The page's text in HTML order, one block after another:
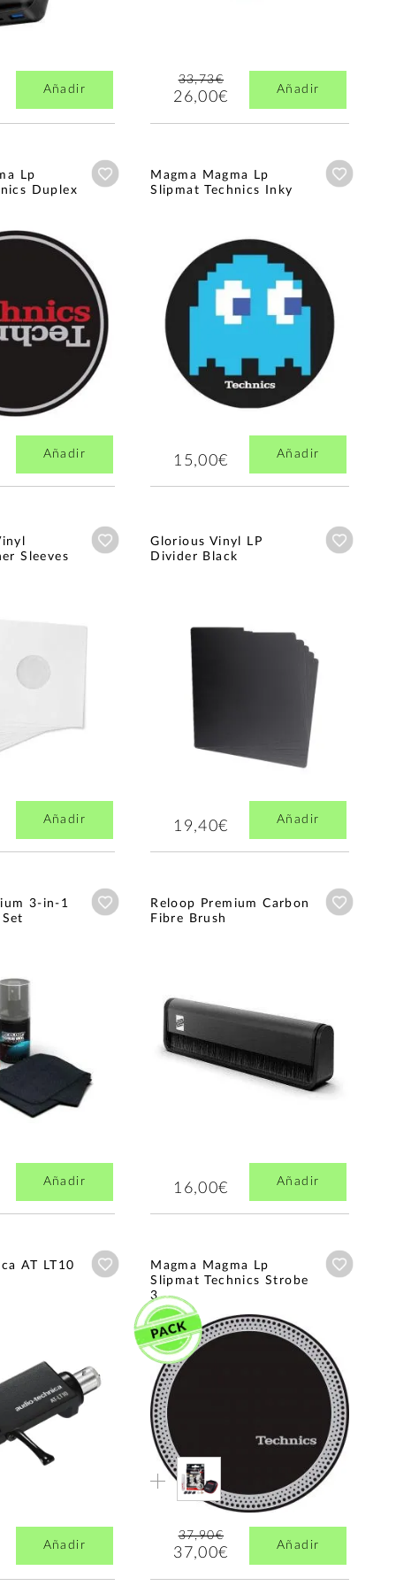
Añadir
33,73€
26,00€ Añadir
Lp
Duplex
Añadir a wishlist
Añadir
Magma Magma Lp
Slipmat Technics Inky
15,00€ Añadir
Sleeves
Añadir a wishlist
Añadir
Glorious Vinyl LP
Divider Black
19,40€ Añadir
3-in-1
Añadir a wishlist
Añadir
Reloop Premium Carbon
Fibre Brush
16,00€ Añadir
AT LT10 Añadir a wishlist
Añadir
Magma Magma Lp
Slipmat Technics Strobe
3...
37,90€
37,00€ Añadir